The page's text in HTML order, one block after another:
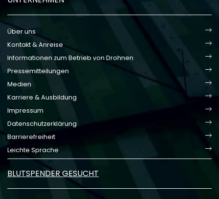
Über uns
Kontakt & Anreise
Informationen zum Betrieb von Drohnen
Pressemitteilungen
Medien
Karriere & Ausbildung
Impressum
Datenschutzerklärung
Barrierefreiheit
Leichte Sprache
BLUTSPENDER GESUCHT